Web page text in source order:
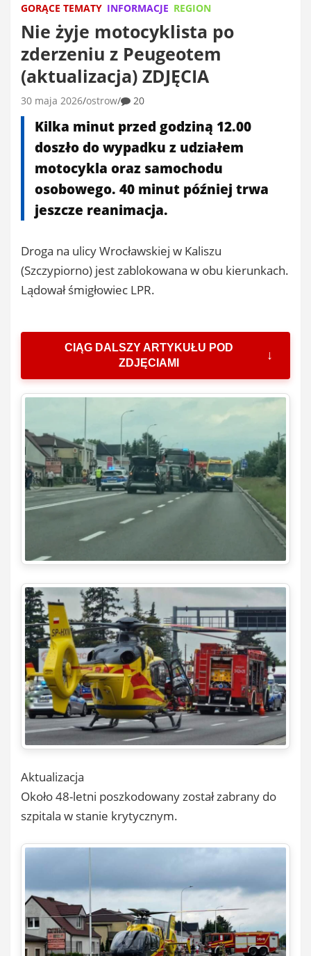
GORĄCE TEMATY INFORMACJE REGION
Nie żyje motocyklista po
zderzeniu z Peugeotem
(aktualizacja) ZDJĘCIA
30 maja 2026 ostrow 20
Kilka minut przed godziną 12.00
doszło do wypadku z udziałem
motocykla oraz samochodu
osobowego. 40 minut później trwa
jeszcze reanimacja.
Droga na ulicy Wrocławskiej w Kaliszu
(Szczypiorno) jest zablokowana w obu kierunkach.
Lądował śmigłowiec LPR.
CIĄG DALSZY ARTYKUŁU POD
ZDJĘCIAMI
Aktualizacja
Około 48-letni poszkodowany został zabrany do
szpitala w stanie krytycznym.